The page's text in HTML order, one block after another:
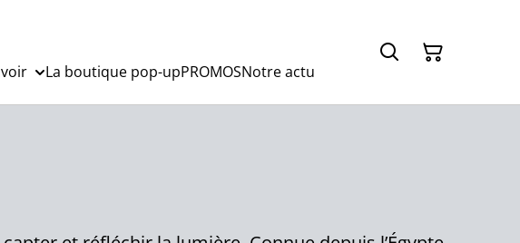
La boutique pop-upPROMOSNotre actu